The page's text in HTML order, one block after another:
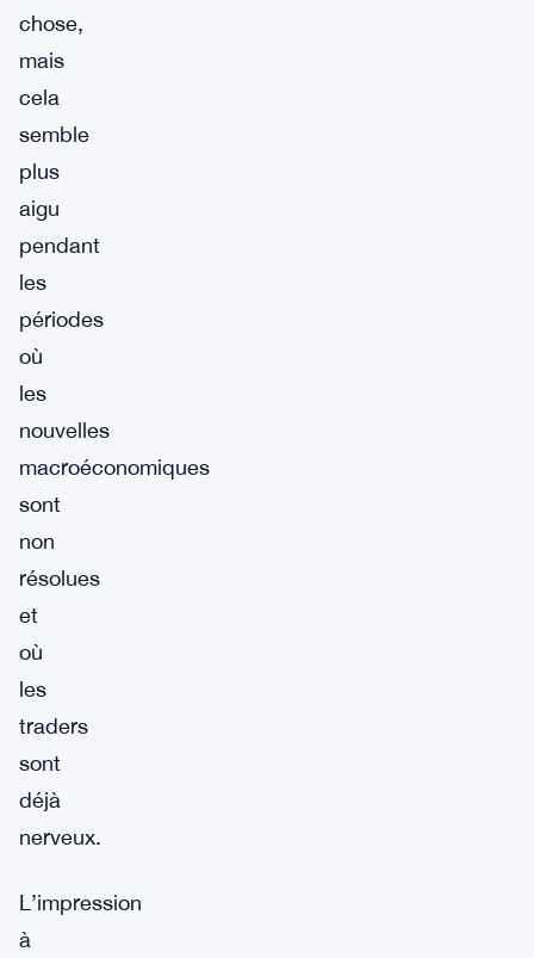
chose,
mais
cela
semble
plus
aigu
pendant
les
périodes
où
les
nouvelles
macroéconomiques
sont
non
résolues
et
où
les
traders
sont
déjà
nerveux.
L’impression
à